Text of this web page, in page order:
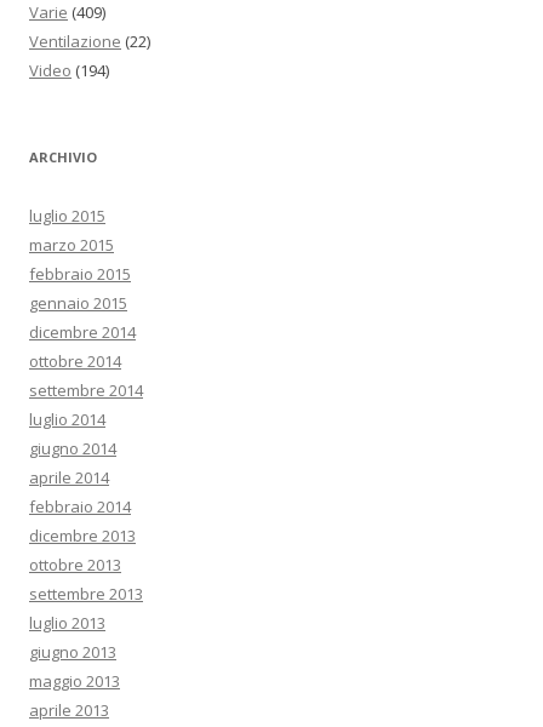
Varie (409)
Ventilazione (22)
Video (194)
ARCHIVIO
luglio 2015
marzo 2015
febbraio 2015
gennaio 2015
dicembre 2014
ottobre 2014
settembre 2014
luglio 2014
giugno 2014
aprile 2014
febbraio 2014
dicembre 2013
ottobre 2013
settembre 2013
luglio 2013
giugno 2013
maggio 2013
aprile 2013